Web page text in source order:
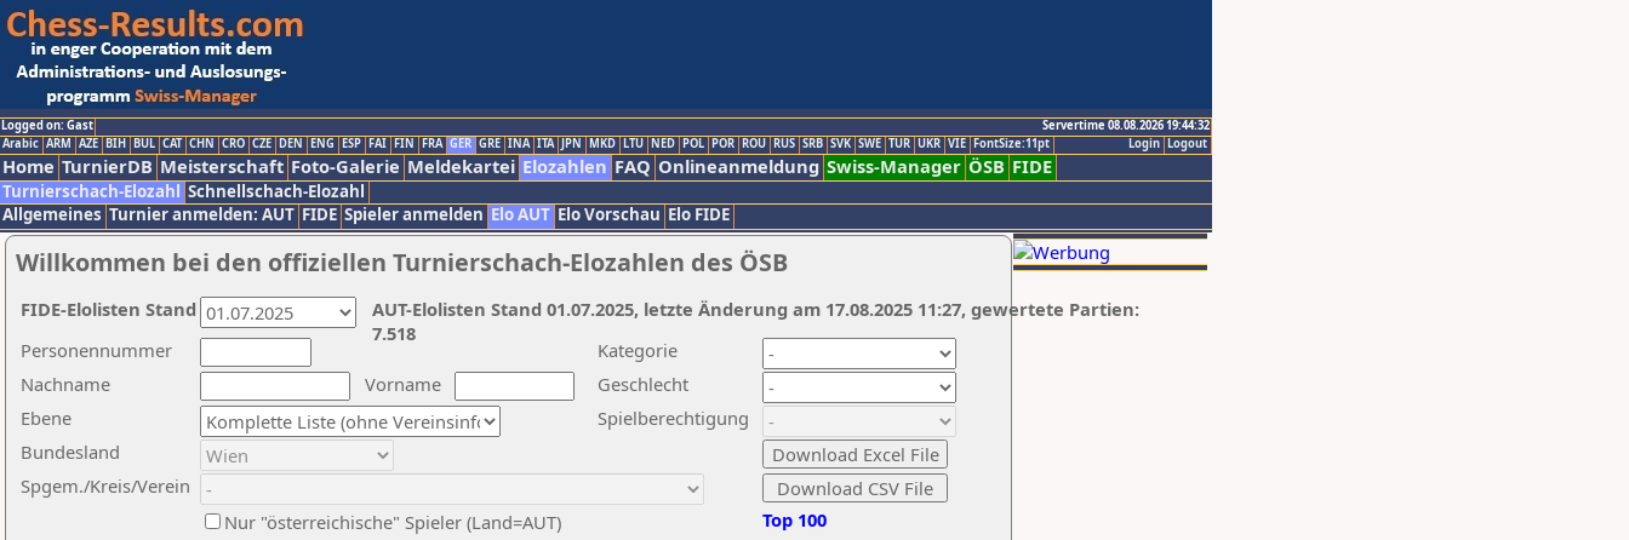
Logged on: Gast
Servertime 08.08.2026 19:44:32
Logout
Login
Arabic ARM AZE BIH BUL CAT CHN CRO CZE DEN ENG ESP FAI FIN FRA GER GRE INA ITA JPN MKD LTU NED POL POR ROU RUS SRB SVK SWE TUR UKR VIE FontSize:11pt
Home TurnierDB Meisterschaft Foto-Galerie Meldekartei Elozahlen FAQ Onlineanmeldung Swiss-Manager ÖSB FIDE
Turnierschach-Elozahl Schnellschach-Elozahl
Allgemeines Turnier anmelden: AUT FIDE Spieler anmelden Elo AUT Elo Vorschau Elo FIDE
Willkommen bei den offiziellen Turnierschach-Elozahlen des ÖSB
Nachname
Vorname
Ebene
Kategorie
Personennummer
Bundesland
Spgem./Kreis/Verein
Geschlecht
Nur "österreichische" Spieler (Land=AUT)
Spielberechtigung
Top 100
AUT-Elolisten Stand 01.07.2025, letzte Änderung am 17.08.2025 11:27, gewertete Partien:
7.518
FIDE-Elolisten Stand